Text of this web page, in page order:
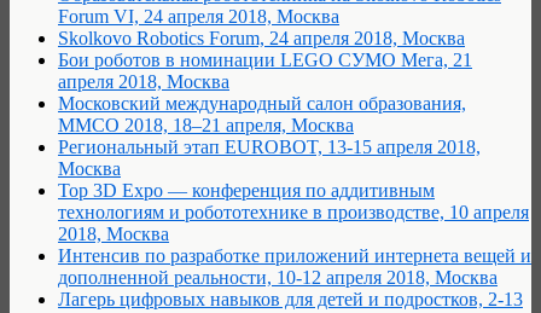
Forum VI, 24 апреля 2018, Москва
Skolkovo Robotics Forum, 24 апреля 2018, Москва
Бои роботов в номинации LEGO СУМО Мега, 21
апреля 2018, Москва
Московский международный салон образования,
ММСО 2018, 18–21 апреля, Москва
Региональный этап EUROBOT, 13-15 апреля 2018,
Москва
Top 3D Expo — конференция по аддитивным
технологиям и робототехнике в производстве, 10 апреля
2018, Москва
Интенсив по разработке приложений интернета вещей и
дополненной реальности, 10-12 апреля 2018, Москва
Лагерь цифровых навыков для детей и подростков, 2-13